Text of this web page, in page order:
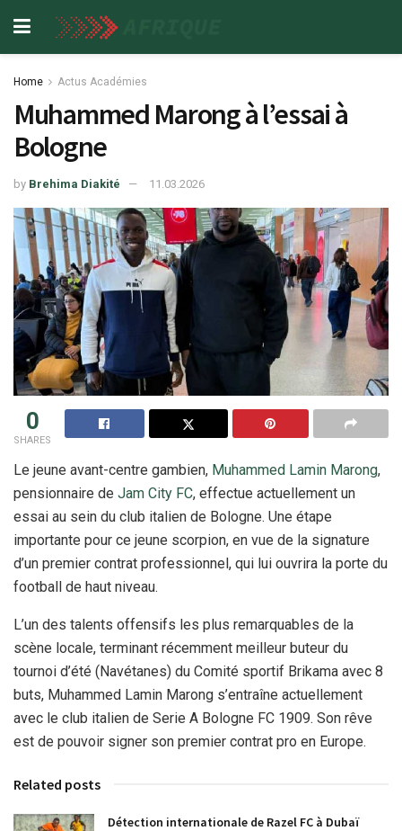
Home Actus Académies
Muhammed Marong à l’essai à
Bologne
by Brehima Diakité 11.03.2026
0
SHARES
Le jeune avant-centre gambien, Muhammed Lamin Marong,
pensionnaire de Jam City FC, effectue actuellement un
essai au sein du club italien de Bologne. Une étape
importante pour ce jeune scorpion, en vue de la signature
d’un premier contrat professionnel, qui lui ouvrira la porte du
football de haut niveau.
L’un des talents offensifs les plus remarquables de la
scène locale, terminant récemment meilleur buteur du
tournoi d’été (Navétanes) du Comité sportif Brikama avec 8
buts, Muhammed Lamin Marong s’entraîne actuellement
avec le club italien de Serie A Bologne FC 1909. Son rêve
est de pouvoir signer son premier contrat pro en Europe.
Related posts
Détection internationale de Razel FC à Dubaï